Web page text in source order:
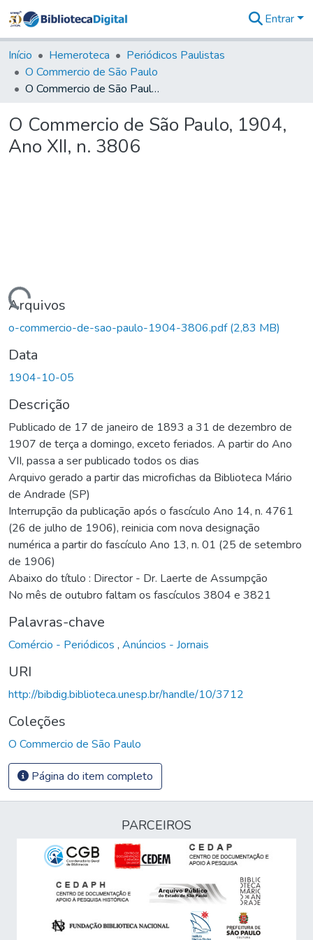
&
Coleções
Tudo na
Biblioteca
Estatísticas
Entrar
Início Hemeroteca
Periódicos Paulistas
O Commercio de São Paulo
O Commercio de São Paulo, 1904, Ano XII, n. 3806
O Commercio de São Paulo, 1904,
Ano XII, n. 3806
Carregando...
Arquivos
o-commercio-de-sao-paulo-1904-3806.pdf(2,83 MB)
Data
1904-10-05
Descrição
Publicado de 17 de janeiro de 1893 a 31 de dezembro de
1907 de terça a domingo, exceto feriados. A partir do Ano
VII, passa a ser publicado todos os dias
Arquivo gerado a partir das microfichas da Biblioteca Mário
de Andrade (SP)
Interrupção da publicação após o fascículo Ano 14, n. 4761
(26 de julho de 1906), reinicia com nova designação
numérica a partir do fascículo Ano 13, n. 01 (25 de setembro
de 1906)
Abaixo do título : Director - Dr. Laerte de Assumpção
No mês de outubro faltam os fascículos 3804 e 3821
Palavras-chave
Comércio - Periódicos , Anúncios - Jornais
URI
http://bibdig.biblioteca.unesp.br/handle/10/3712
Coleções
O Commercio de São Paulo
Página do item completo
PARCEIROS